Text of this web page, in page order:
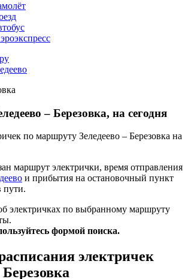
– Березовка, на сегодня
по маршруту Зеледеево – Березовка на
маршрут электрички, время отправления
и прибытия на остановочный пункт
пути.
электричках по выбранному маршруту
формой поиска.
электричек
Березовка